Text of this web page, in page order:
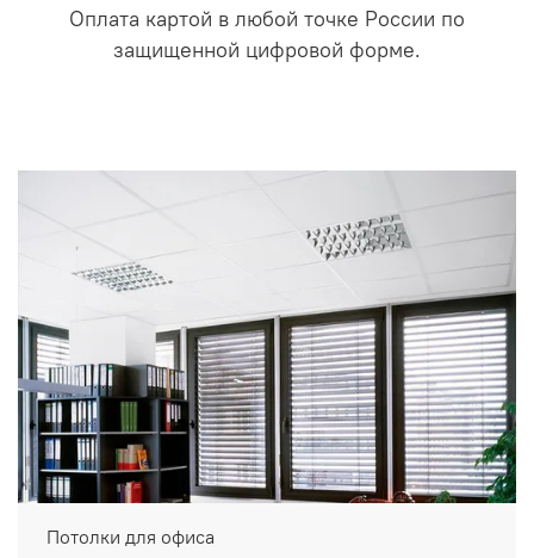
Оплата картой в любой точке России по
защищенной цифровой форме.
Потолки для офиса